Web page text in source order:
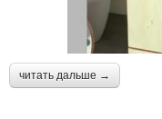
читать дальше →